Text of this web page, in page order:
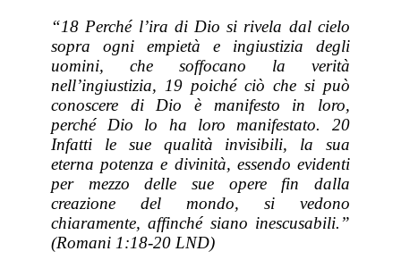
“18 Perché l’ira di Dio si rivela dal cielo
sopra ogni empietà e ingiustizia degli
uomini, che soffocano la verità
nell’ingiustizia, 19 poiché ciò che si può
conoscere di Dio è manifesto in loro,
perché Dio lo ha loro manifestato. 20
Infatti le sue qualità invisibili, la sua
eterna potenza e divinità, essendo evidenti
per mezzo delle sue opere fin dalla
creazione del mondo, si vedono
chiaramente, affinché siano inescusabili.”
(Romani 1:18-20 LND)